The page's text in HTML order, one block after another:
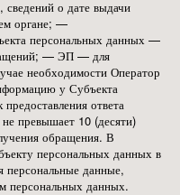
сведений о дате выдачи
органе; —
персональных данных —
— ЭП — для
необходимости Оператор
у Субъекта
ответа
превышает 10 (десяти)
обращения. В
персональных данных в
персональные данные,
персональных данных.